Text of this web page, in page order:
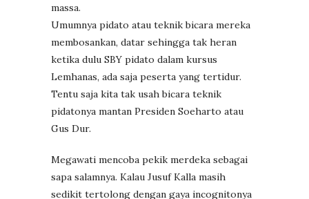
massa.
Umumnya pidato atau teknik bicara mereka
membosankan, datar sehingga tak heran
ketika dulu SBY pidato dalam kursus
Lemhanas, ada saja peserta yang tertidur.
Tentu saja kita tak usah bicara teknik
pidatonya mantan Presiden Soeharto atau
Gus Dur.
Megawati mencoba pekik merdeka sebagai
sapa salamnya. Kalau Jusuf Kalla masih
sedikit tertolong dengan gaya incognitonya